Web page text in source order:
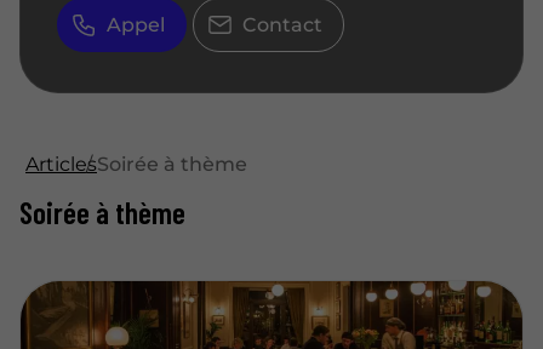
Appel Contact
ArticlesSoirée à thème
Soirée à thème